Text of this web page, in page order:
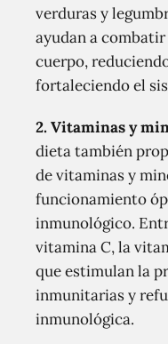
verduras y
ayudan a
cuerpo,
fortaleciendo el
2. Vitaminas y
dieta también
de vitaminas y
funcionamiento
inmunológico.
vitamina C, la
que estimulan la
inmunitarias y
inmunológica.